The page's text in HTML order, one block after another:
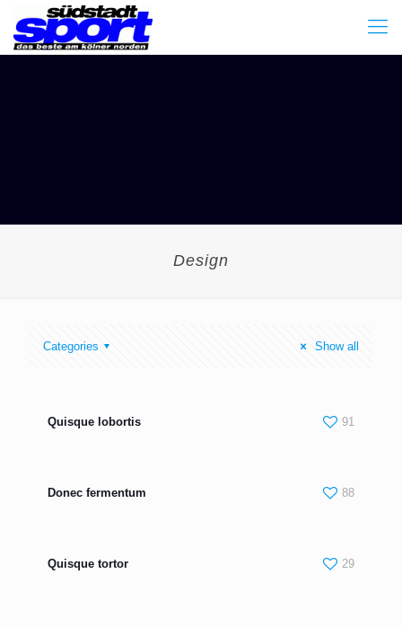
Design
Categories Show all
Quisque lobortis 91
Donec fermentum 88
Quisque tortor 29